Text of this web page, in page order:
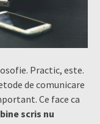
Practic, este.
de comunicare
Ce face ca
scris nu